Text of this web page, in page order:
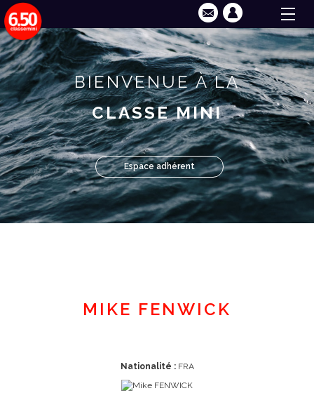
BIENVENUE À LA
CLASSE MINI
Espace adhérent
MIKE FENWICK
Nationalité :FRA